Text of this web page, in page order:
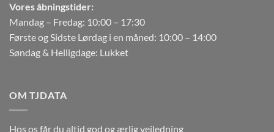
Vores åbningstider:
Mandag – Fredag: 10:00 – 17:30
Første og Sidste Lørdag i en måned: 10:00 – 14:00
Søndag & Helligdage: Lukket
OM TJDATA
Hos os får du altid god og ærlig vejledning